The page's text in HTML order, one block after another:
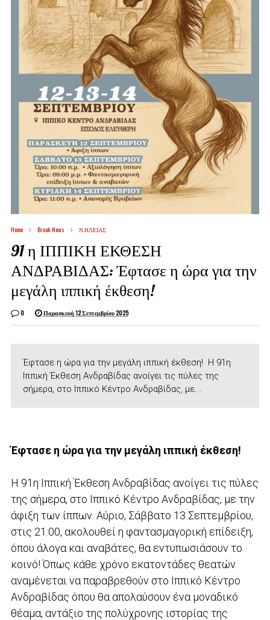
Home Break News Ν.ΗΛΕΙΑΣ
91 η ΙΠΠΙΚΗ ΕΚΘΕΣΗ
ΑΝΔΡΑΒΙΔΑΣ: Έφτασε η ώρα για την
μεγάλη ιππική έκθεση!
0 Παρασκευή 12 Σεπτεμβρίου 2025
Έφτασε η ώρα για την μεγάλη ιππική έκθεση! Η 91η
Ιππική Έκθεση Ανδραβίδας ανοίγει τις πύλες της
σήμερα, στο Ιππικό Κέντρο Ανδραβίδας, με...
Έφτασε η ώρα για την μεγάλη ιππική έκθεση!
Η 91η Ιππική Έκθεση Ανδραβίδας ανοίγει τις πύλες
της σήμερα, στο Ιππικό Κέντρο Ανδραβίδας, με την
άφιξη των ίππων. Αύριο, Σάββατο 13 Σεπτεμβρίου,
στις 21:00, ακολουθεί η φαντασμαγορική επίδειξη,
όπου άλογα και αναβάτες, θα εντυπωσιάσουν το
κοινό! Όπως κάθε χρόνο εκατοντάδες θεατών
αναμένεται να παραβρεθούν στο Ιππικό Κέντρο
Ανδραβίδας όπου θα απολαύσουν ένα μοναδικό
θέαμα, αντάξιο της πολύχρονης ιστορίας της